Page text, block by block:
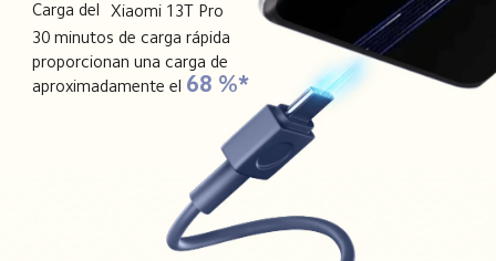
Carga del
Xiaomi 13T Pro
30 minutos de carga rápida
proporcionan una carga de
aproximadamente el 68 %*